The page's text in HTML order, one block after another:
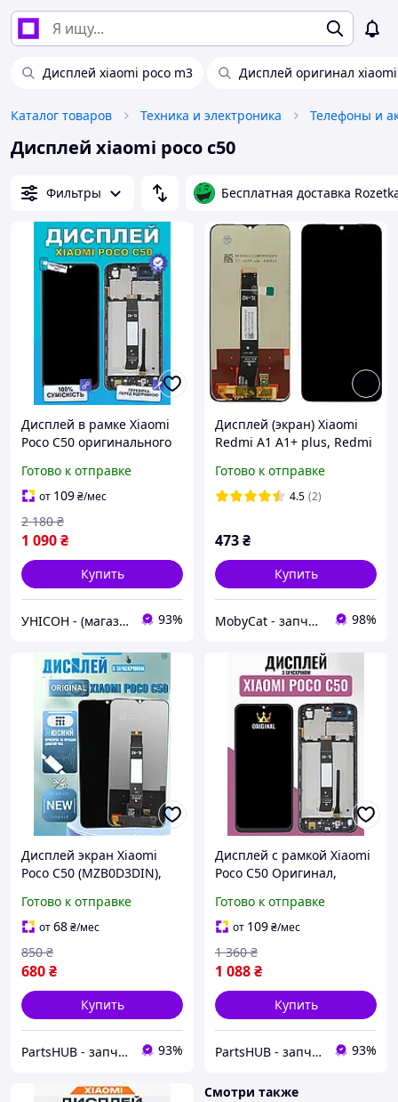
Дисплей xiaomi poco m3 Дисплей оригинал
Каталог товаров Техника и электроника Телефоны и
Дисплей xiaomi poco c50
Фильтры Бесплатная доставка
Дисплей в рамке Xiaomi
Poco C50 оригинального
на Ксиоми Поко С50
Готово к отправке
от 109₴/мес
1 090₴
2 180 ₴
Купить
УНІСОН - (магазин запчастин для телефонів) 93%
Дисплей (экран) Xiaomi
Redmi A1 A1+ plus, Redmi
+ тачскрин (AAAA)
Готово к отправке
4.5 (2)
473₴
Купить
MobyCat - запчасти для мобильных телефонов и планшетов 98%
Дисплей экран Xiaomi
Poco C50 (MZB0D3DIN),
сборе, Модуль Ксиоми
Поко С50
Готово к отправке
от68₴/мес
680₴
850 ₴
Купить
PartsHUB - запчастини на Телефони (Дисплей / Акумулятор / Шлейф-Плати) 93%
Дисплей с рамкой Xiaomi
Poco C50 Оригинал,
Ксиоми Поко С50, +
подарок (клей 15мл)
Готово к отправке
от 109₴/мес
1 088₴
1 360 ₴
Купить
PartsHUB - запчастини на Телефони (Дисплей / Акумулятор / Шлейф-Плати) 93%
Смотри также